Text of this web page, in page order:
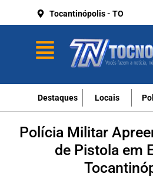
Tocantinópolis - TO
Destaques Locais
Polícia Militar
de Pistola em